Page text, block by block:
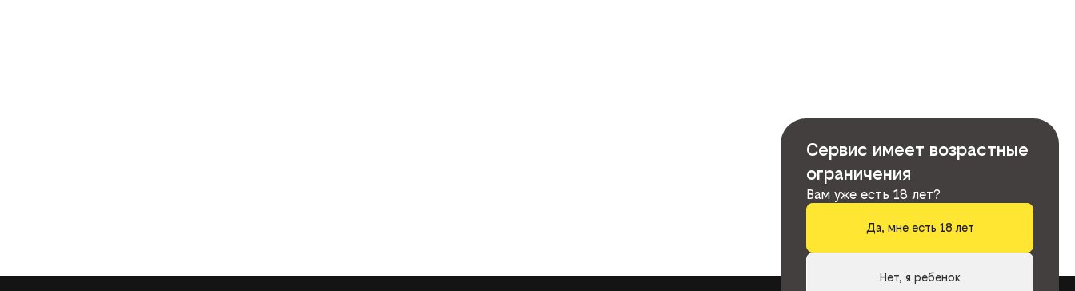
Сервис имеет возрастные
ограничения
Вам уже есть 18 лет?
Да, мне есть 18 лет
Нет, я ребенок